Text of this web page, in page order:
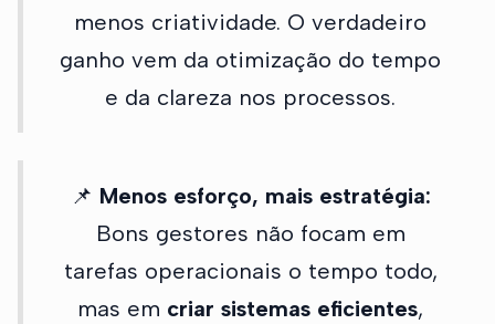
menos criatividade. O verdadeiro
ganho vem da otimização do tempo
e da clareza nos processos.
📌 Menos esforço, mais estratégia:
Bons gestores não focam em
tarefas operacionais o tempo todo,
mas em criar sistemas eficientes,